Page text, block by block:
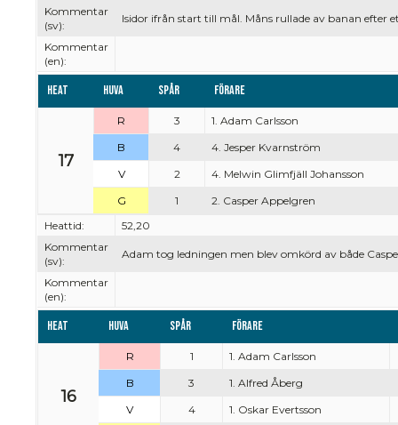
Kommentar
(sv):
Isidor ifrån start till mål. Måns rullade av banan efter
Kommentar
(en):
Heat Huva Spår Förare
17
R 3
1. Adam Carlsson
B
4
4. Jesper Kvarnström
V
2
4. Melwin Glimfjäll Johansson
G
1
2. Casper Appelgren
Heattid:
52,20
Kommentar
(sv):
Adam tog ledningen men blev omkörd av både
Kommentar
(en):
Heat Huva Spår Förare
16
R 1
1. Adam Carlsson
B
3
1. Alfred Åberg
V
4
1. Oskar Evertsson